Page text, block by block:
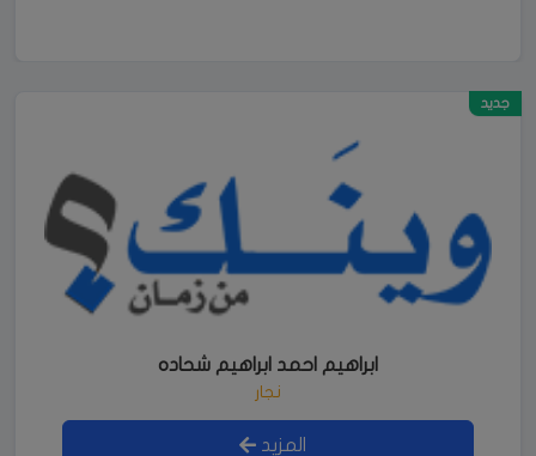
جديد
ابراهيم احمد ابراهيم شحاده
نجار
المزيد